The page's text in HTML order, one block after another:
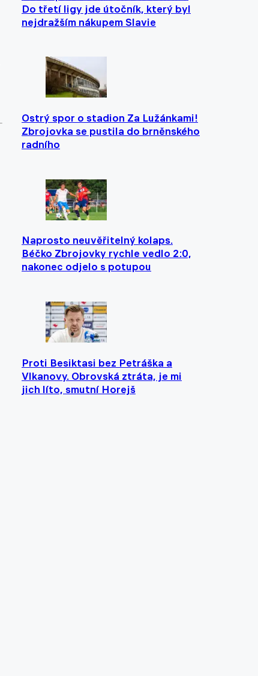
Do třetí ligy jde útočník, který byl
nejdražším nákupem Slavie
Ostrý spor o stadion Za Lužánkami!
Zbrojovka se pustila do brněnského
radního
Naprosto neuvěřitelný kolaps.
Béčko Zbrojovky rychle vedlo 2:0,
nakonec odjelo s potupou
Proti Besiktasi bez Petráška a
Vlkanovy. Obrovská ztráta, je mi
jich líto, smutní Horejš